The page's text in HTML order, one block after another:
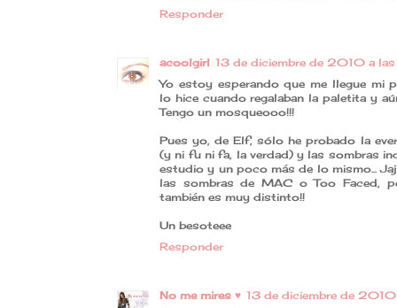
Responder
acoolgirl 13 de diciembre de 2010 a
Yo estoy esperando que me llegue mi
lo hice cuando regalaban la paletita y
Tengo un mosqueooo!!!
Pues yo, de Elf, sólo he probado la
(y ni fu ni fa, la verdad) y las sombras
estudio y un poco más de lo mismo...
las sombras de MAC o Too Faced,
también es muy distinto!!
Un besoteee
Responder
No me mires ♥ 13 de diciembre de 2010